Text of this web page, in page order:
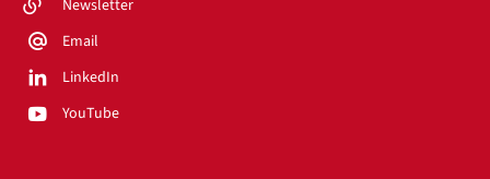
Newsletter
Email
LinkedIn
YouTube